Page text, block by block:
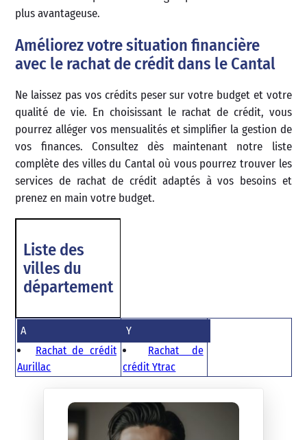
plus avantageuse.
Améliorez votre situation financière
avec le rachat de crédit dans le Cantal
Ne laissez pas vos crédits peser sur votre budget et votre
qualité de vie. En choisissant le rachat de crédit, vous
pourrez alléger vos mensualités et simplifier la gestion de
vos finances. Consultez dès maintenant notre liste
complète des villes du Cantal où vous pourrez trouver les
services de rachat de crédit adaptés à vos besoins et
prenez en main votre budget.
Liste des
villes du
département
A
Rachat de crédit
Aurillac
Y
Rachat de
crédit Ytrac